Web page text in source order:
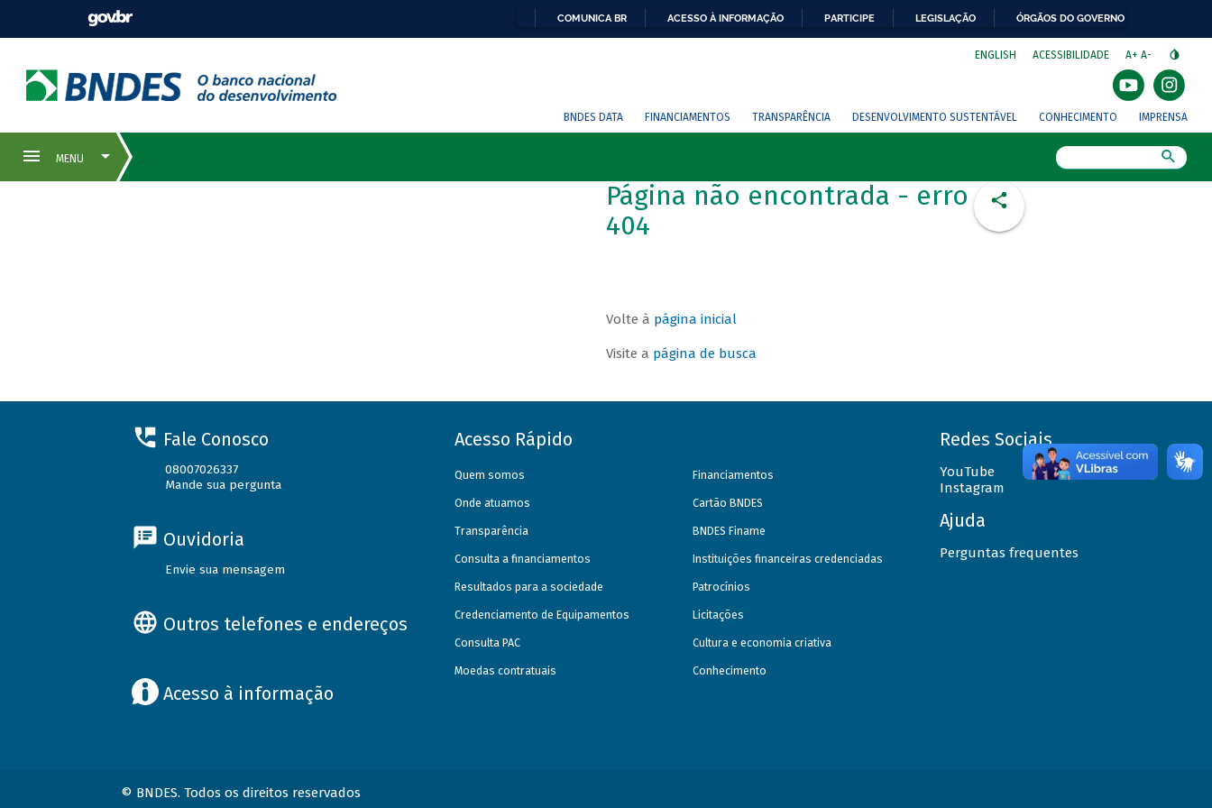
COMUNICA BR ACESSO À INFORMAÇÃO PARTICIPE LEGISLAÇÃO ÓRGÃOS DO GOVERNO
ENGLISH ACESSIBILIDADE A+ A-
BNDES DATA FINANCIAMENTOS TRANSPARÊNCIA DESENVOLVIMENTO SUSTENTÁVEL CONHECIMENTO IMPRENSA
Página não encontrada - erro
404
Volte à página inicial
Visite a página de busca
Fale Conosco
08007026337
Mande sua pergunta
Ouvidoria
Envie sua mensagem
Outros telefones e endereços
Acesso à informação
Acesso Rápido
Quem somos
Onde atuamos
Transparência
Consulta a financiamentos
Resultados para a sociedade
Credenciamento de Equipamentos
Consulta PAC
Moedas contratuais
Financiamentos
Cartão BNDES
BNDES Finame
Instituições financeiras credenciadas
Patrocínios
Licitações
Cultura e economia criativa
Conhecimento
Redes Sociais
YouTube
Instagram
Ajuda
Perguntas frequentes
© BNDES. Todos os direitos reservados